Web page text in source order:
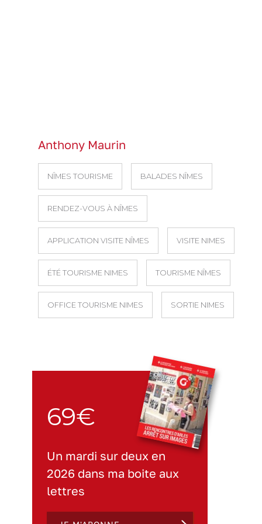
Anthony Maurin
NÎMES TOURISME BALADES NÎMES
RENDEZ-VOUS À NÎMES
APPLICATION VISITE NÎMES VISITE NIMES
ÉTÉ TOURISME NIMES TOURISME NÎMES
OFFICE TOURISME NIMES SORTIE NIMES
69€
Un mardi sur deux en
2026 dans ma boite aux
lettres